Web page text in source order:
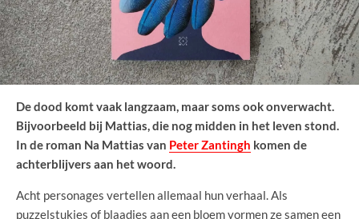
De dood komt vaak langzaam, maar soms ook onverwacht.
Bijvoorbeeld bij Mattias, die nog midden in het leven stond.
In de roman Na Mattias van Peter Zantingh komen de
achterblijvers aan het woord.
Acht personages vertellen allemaal hun verhaal. Als
puzzelstukjes of blaadjes aan een bloem vormen ze samen een